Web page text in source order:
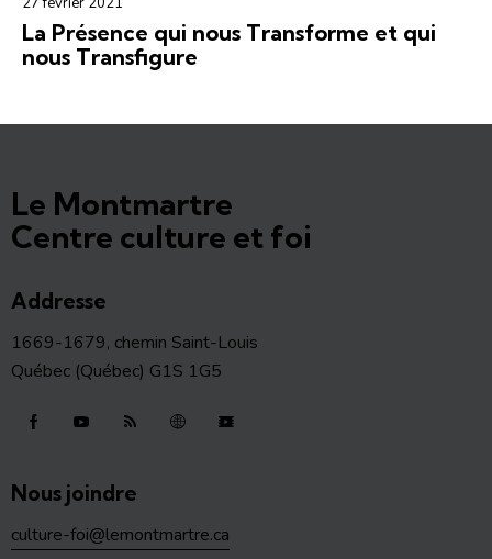
La Présence qui nous Transforme et qui
nous Transfigure
Le Montmartre
Centre culture et foi
Addresse
1669-1679, chemin Saint-Louis
Québec (Québec) G1S 1G5
Nous joindre
culture-foi@lemontmartre.ca